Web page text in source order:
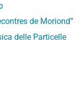
de Moriond”
delle Particelle